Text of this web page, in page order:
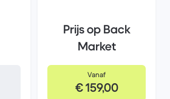
Prijs op Back
Market
Vanaf
€ 159,00